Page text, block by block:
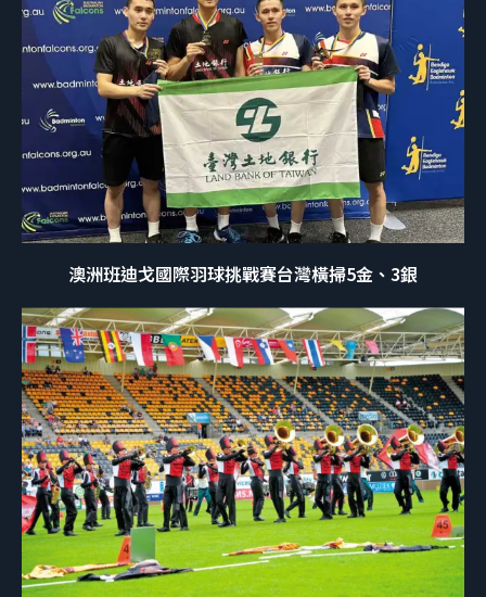
澳洲班迪戈國際羽球挑戰賽台灣橫掃5金、3銀